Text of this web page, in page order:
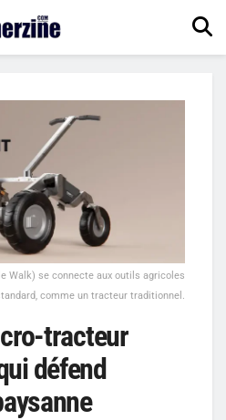
Walk) se connecte aux outils agricoles
comme un tracteur traditionnel.
tracteur
défend